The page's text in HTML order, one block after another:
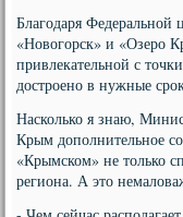
Благодаря
«Новогорск» и «Озеро
привлекательной с
достроено в нужные
Насколько я знаю,
Крым дополнительное
«Крымском» не только
региона. А это